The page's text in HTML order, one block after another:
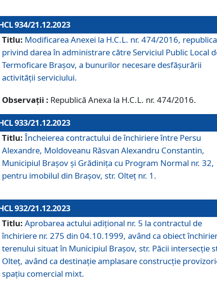
934/21.12.2023
Titlu: Modificarea Anexei la H.C.L. nr. 474/2016,
privind darea în administrare către Serviciul Public Local
Termoficare Braşov, a bunurilor necesare desfăşurării
activităţii serviciului.
Observații : Republică Anexa la H.C.L. nr. 474/2016.
933/21.12.2023
Titlu: Încheierea contractului de închiriere între Persu
Alexandre, Moldoveanu Răsvan Alexandru Constantin,
Municipiul Braşov şi Grădinița cu Program Normal nr. 32,
pentru imobilul din Brașov, str. Olteț nr. 1.
932/21.12.2023
Titlu: Aprobarea actului adițional nr. 5 la contractul de
închiriere nr. 275 din 04.10.1999, având ca obiect
terenului situat în Municipiul Brașov, str. Păcii intersecție
Olteț, având ca destinație amplasare construcție
spațiu comercial mixt.